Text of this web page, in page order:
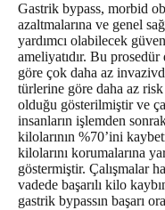
Gastrik bypass, morbid
azaltmalarına ve genel
yardımcı olabilecek
ameliyatıdır. Bu
göre çok daha az
türlerine göre daha az
olduğu gösterilmiştir ve
insanların işlemden
kilolarının %70’ini
kilolarını korumalarına
göstermiştir. Çalışmalar
vadede başarılı kilo
gastrik bypassın başarı